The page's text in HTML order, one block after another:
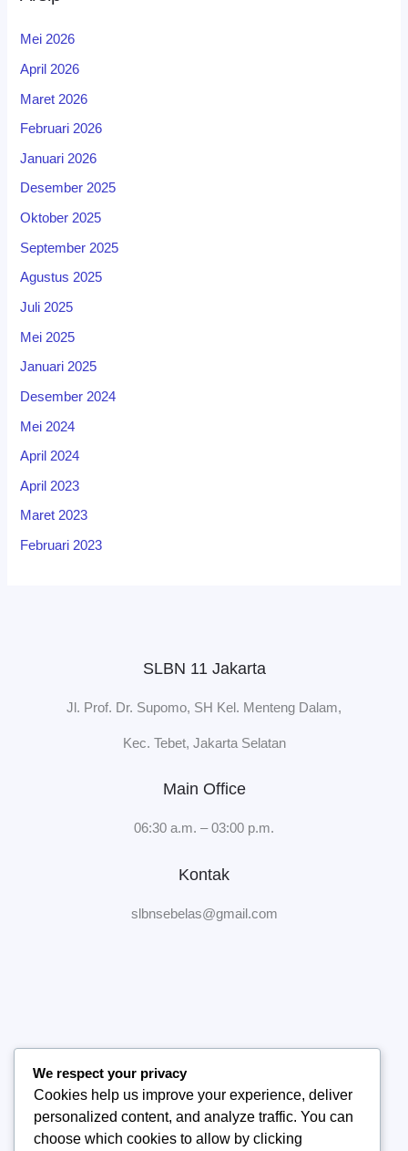
Mei 2026
April 2026
Maret 2026
Februari 2026
Januari 2026
Desember 2025
Oktober 2025
September 2025
Agustus 2025
Juli 2025
Mei 2025
Januari 2025
Desember 2024
Mei 2024
April 2024
April 2023
Maret 2023
Februari 2023
SLBN 11 Jakarta
Jl. Prof. Dr. Supomo, SH Kel. Menteng Dalam,
Kec. Tebet, Jakarta Selatan
Main Office
06:30 a.m. – 03:00 p.m.
Kontak
slbnsebelas@gmail.com
Tentang Sekolah
Manajemen Sekolah
We respect your privacy
Cookies help us improve your experience, deliver
personalized content, and analyze traffic. You can
choose which cookies to allow by clicking